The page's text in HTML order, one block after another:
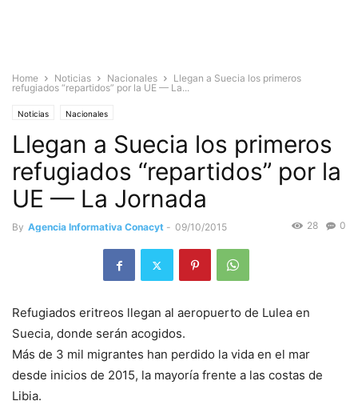
Home Noticias Nacionales
Llegan a Suecia los primeros
refugiados “repartidos” por la UE — La...
Noticias Nacionales
Llegan a Suecia los primeros
refugiados “repartidos” por la
UE — La Jornada
By Agencia Informativa Conacyt - 09/10/2015 0
28
Refugiados eritreos llegan al aeropuerto de Lulea en
Suecia, donde serán acogidos.
Más de 3 mil migrantes han perdido la vida en el mar
desde inicios de 2015, la mayoría frente a las costas de
Libia.